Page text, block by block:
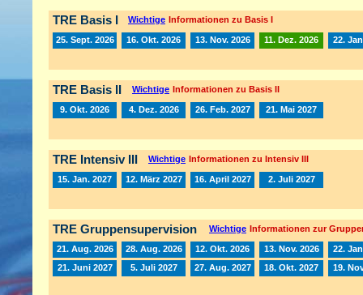
TRE Basis I Wichtige Informationen zu Basis I
25. Sept. 2026 16. Okt. 2026 13. Nov. 2026 11. Dez. 2026 22.
TRE Basis II Wichtige Informationen zu Basis II
9. Okt. 2026 4. Dez. 2026 26. Feb. 2027 21. Mai 2027
TRE Intensiv III Wichtige Informationen zu Intensiv III
15. Jan. 2027 12. März 2027 16. April 2027 2. Juli 2027
TRE Gruppensupervision Wichtige Informationen zur
21. Aug. 2026 28. Aug. 2026 12. Okt. 2026 13. Nov. 2026
22.
21. Juni 2027
5. Juli 2027 27. Aug. 2027 18. Okt. 2027 19.